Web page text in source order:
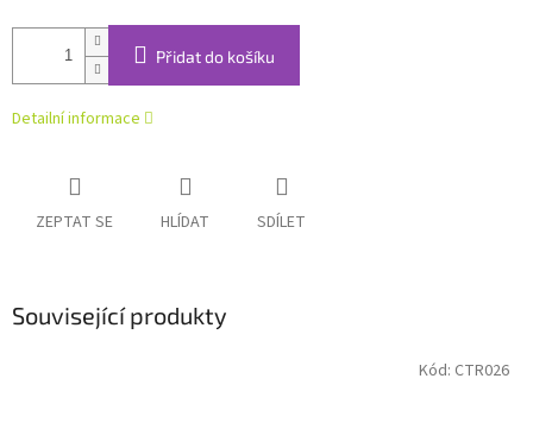
Přidat do košíku
Detailní informace
ZEPTAT SE HLÍDAT SDÍLET
Související produkty
Kód: CTR026